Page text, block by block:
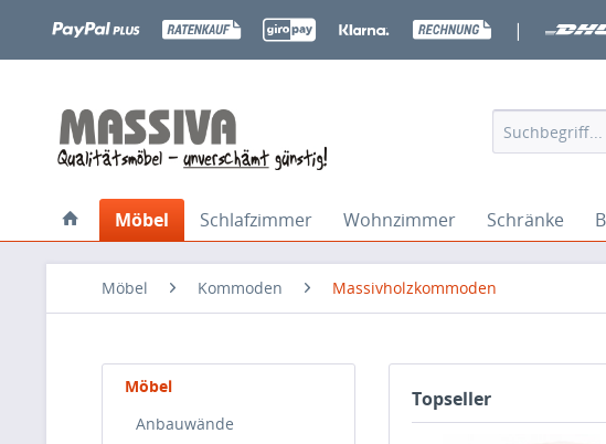
|
Möbel Schlafzimmer Wohnzimmer Schränke
Möbel Kommoden Massivholzkommoden
Möbel
Anbauwände
Topseller